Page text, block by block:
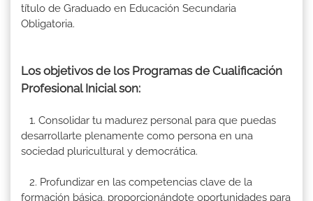
título de Graduado en Educación Secundaria
Obligatoria.
Los objetivos de los Programas de Cualificación
Profesional Inicial son:
1. Consolidar tu madurez personal para que puedas
desarrollarte plenamente como persona en una
sociedad pluricultural y democrática.
2. Profundizar en las competencias clave de la
formación básica, proporcionándote oportunidades para